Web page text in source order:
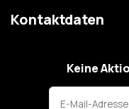
Kontaktdaten
Keine